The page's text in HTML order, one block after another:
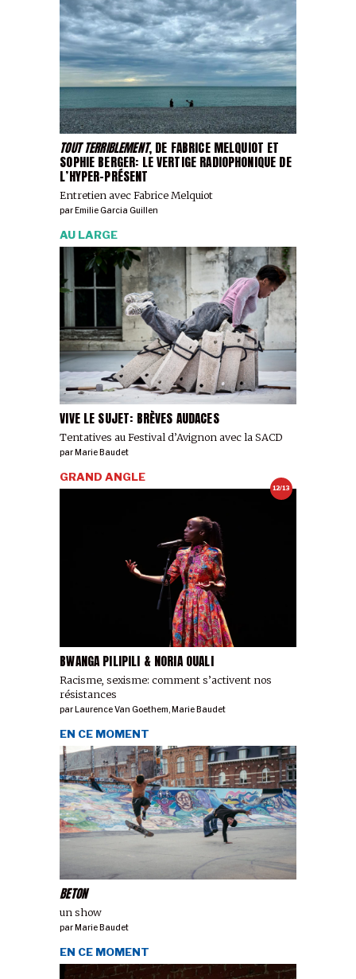
TOUT TERRIBLEMENT, DE FABRICE MELQUIOT ET
SOPHIE BERGER: LE VERTIGE RADIOPHONIQUE DE
L’HYPER-PRÉSENT
Entretien avec Fabrice Melquiot
parEmilie Garcia Guillen
VIVE LE SUJET: BRÈVES AUDACES
Tentatives au Festival d’Avignon avec la SACD
AU LARGE
parMarie Baudet
12/13
BWANGA PILIPILI & NORIA OUALI
Racisme, sexisme: comment s’activent nos
résistances
GRAND ANGLE
par Laurence Van Goethem, Marie Baudet
BETON
un show
EN CE MOMENT
parMarie Baudet
EN CE MOMENT